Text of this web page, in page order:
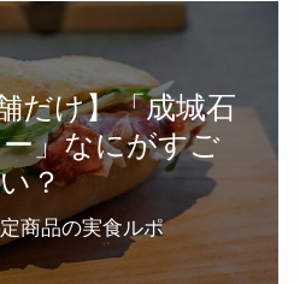
だけ】「成城石
」なにがすご
い？
商品の実食ルポ